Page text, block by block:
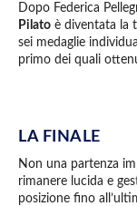
Dopo Federica
Pilato è diventata la
sei medaglie
primo dei quali
LA FINALE
Non una partenza
rimanere lucida e
posizione fino